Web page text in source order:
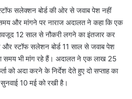
सलेक्शन बोर्ड की ओर से जवाब पेश नहीं
और मांगने पर नाराज अदालत ने कहा कि एक
12 साल से नौकरी लगने का इंतजार कर
स्टॉफ सलेशन बोर्ड 11 साल से जवाब पेश
समय भी मांग रहे हैं। अदालत ने एक लाख 25
को अदा करने के निर्देश देते हुए दो सप्ताह का
10 मई को रखी है।